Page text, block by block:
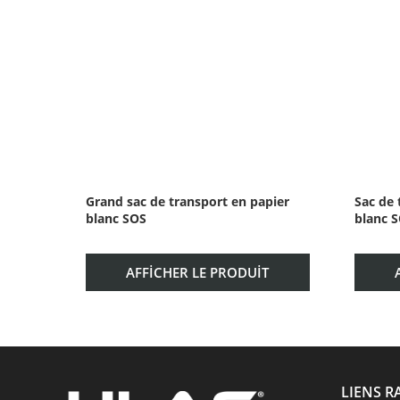
Grand sac de transport en papier
blanc SOS
AFFICHER LE PRODUIT
Sac
blanc
LIENS